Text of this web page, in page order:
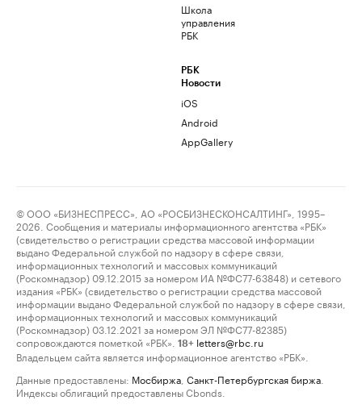
Школа
управления
РБК
РБК
Новости
iOS
Android
AppGallery
© ООО «БИЗНЕСПРЕСС», АО «РОСБИЗНЕСКОНСАЛТИНГ», 1995–
2026. Сообщения и материалы информационного агентства «РБК»
(свидетельство о регистрации средства массовой информации
выдано Федеральной службой по надзору в сфере связи,
информационных технологий и массовых коммуникаций
(Роскомнадзор) 09.12.2015 за номером ИА №ФС77-63848) и сетевого
издания «РБК» (свидетельство о регистрации средства массовой
информации выдано Федеральной службой по надзору в сфере связи,
информационных технологий и массовых коммуникаций
(Роскомнадзор) 03.12.2021 за номером ЭЛ №ФС77-82385)
сопровождаются пометкой «РБК».
18+ letters@rbc.ru
Владельцем сайта является информационное агентство «РБК».
Данные предоставлены: Мосбиржа Санкт-Петербургская биржа
Индексы облигаций предоставлены Cbonds.